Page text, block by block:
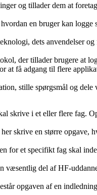
og tillader dem at
en bruger kan
dets anvendelser
der tillader brugere at
få adgang til flere
stille spørgsmål og
skrive i et eller flere fag.
skrive en større opgave,
for et specifikt fag skal
væsentlig del af HF-
opgaven af en